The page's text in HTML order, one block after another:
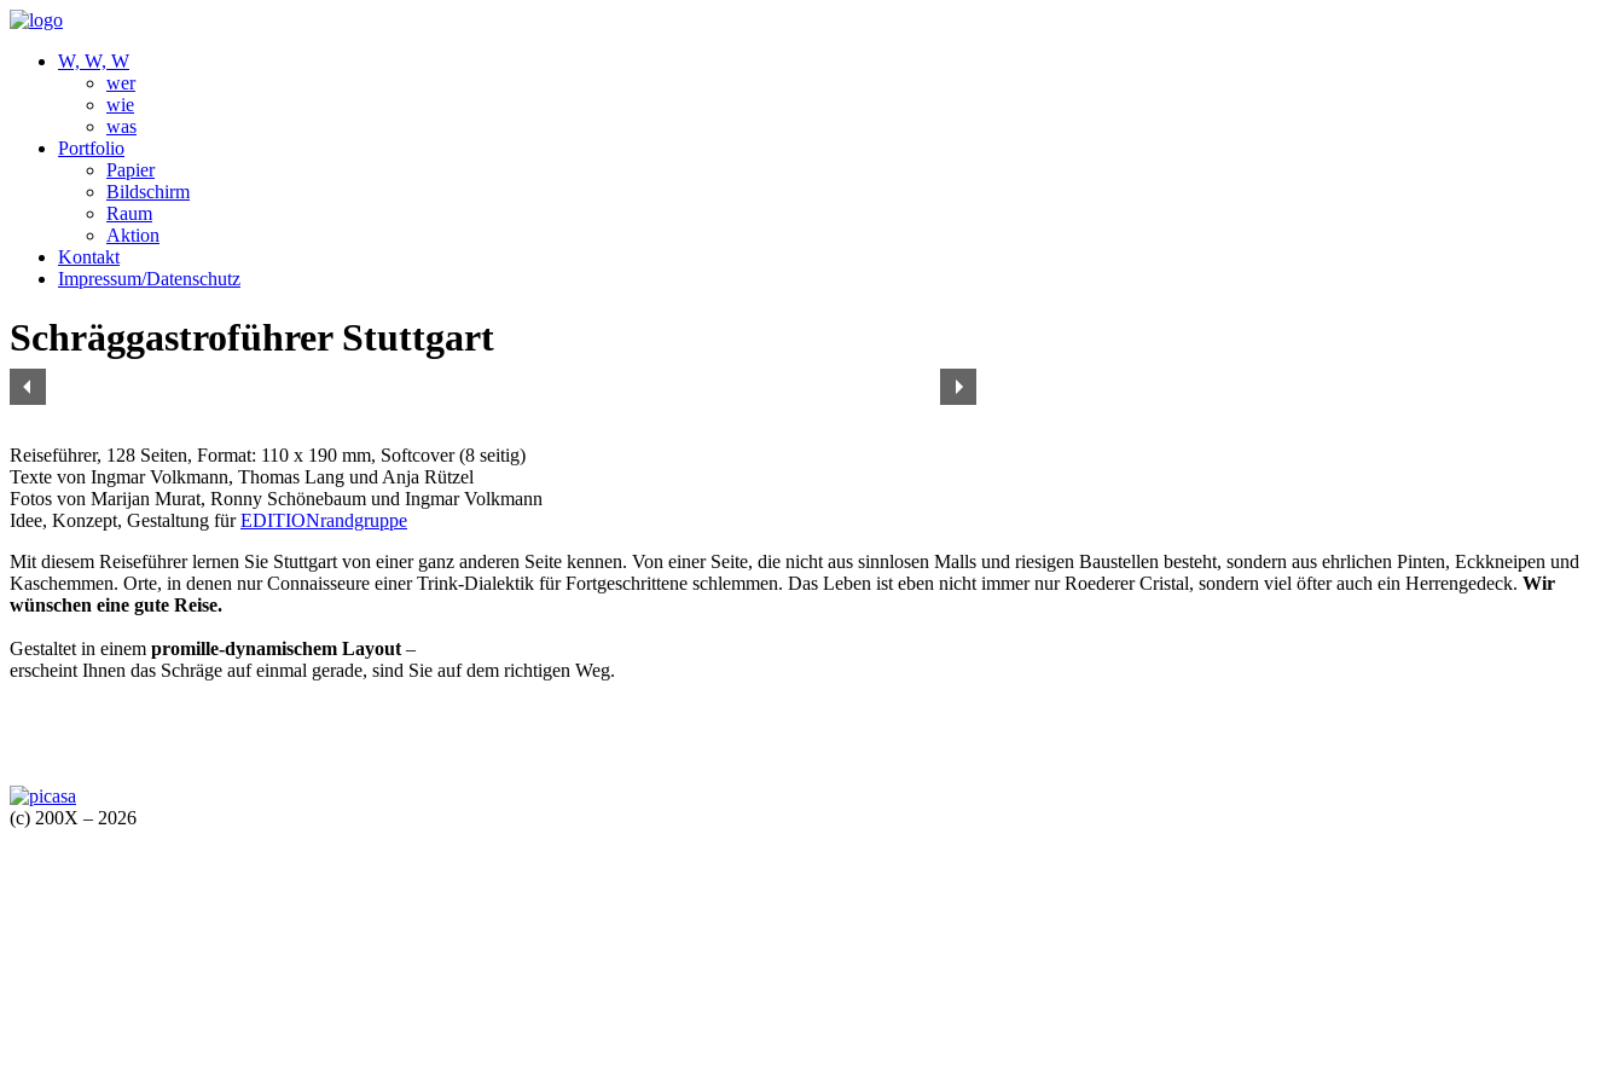
W, W, W
wer
wie
was
Portfolio
Papier
Bildschirm
Raum
Aktion
Kontakt
Impressum/Datenschutz
Schräggastroführer Stuttgart
Reiseführer, 128 Seiten, Format: 110 x 190 mm, Softcover (8 seitig)
Texte von Ingmar Volkmann, Thomas Lang und Anja Rützel
Fotos von Marijan Murat, Ronny Schönebaum und Ingmar Volkmann
Idee, Konzept, Gestaltung fürEDITIONrandgruppe
Mit diesem Reiseführer lernen Sie Stuttgart von einer ganz anderen Seite kennen. Von einer Seite, die nicht aus sinnlosen Malls und riesigen Baustellen besteht, sondern aus ehrlichen Pinten, Eckkneipen und
Kaschemmen. Orte, in denen nur Connaisseure einer Trink-Dialektik für Fortgeschrittene schlemmen. Das Leben ist eben nicht immer nur Roederer Cristal, sondern viel öfter auch ein Herrengedeck. Wir
wünschen eine gute Reise.
Gestaltet in einem promille-dynamischem Layout –
erscheint Ihnen das Schräge auf einmal gerade, sind Sie auf dem richtigen Weg.
(c) 200X – 2026